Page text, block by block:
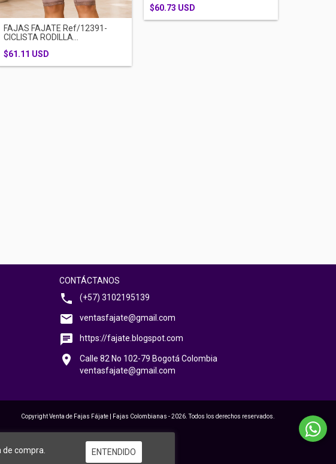
compra. ENTENDIDO
FAJAS FAJATE Ref/12391-
CICLISTA RODILLA...
$61.11 USD
$60.73 USD
CONTÁCTANOS
(+57) 3102195139
ventasfajate@gmail.com
https://fajate.blogspot.com
Calle 82 No 102-79 Bogotá Colombia
ventasfajate@gmail.com
Copyright Venta de Fajas Fájate | Fajas Colombianas - 2026. Todos los derechos reservados.